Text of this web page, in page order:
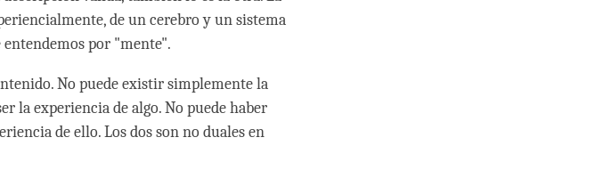
de un cerebro y un sistema
por "mente".
No puede existir simplemente la
la experiencia de algo. No puede haber
de ello. Los dos son no duales en